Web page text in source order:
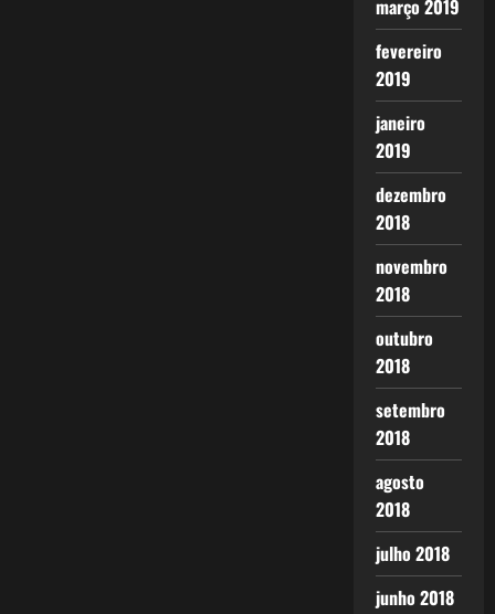
março 2019
fevereiro
2019
janeiro
2019
dezembro
2018
novembro
2018
outubro
2018
setembro
2018
agosto
2018
julho 2018
junho 2018